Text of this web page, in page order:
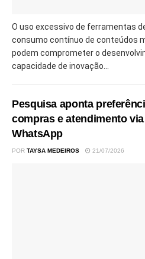
O uso excessivo de ferramentas
consumo contínuo de conteúdos
podem comprometer o
capacidade de inovação...
Pesquisa aponta
compras e atendimento
WhatsApp
POR TAYSA MEDEIROS 21/07/2026